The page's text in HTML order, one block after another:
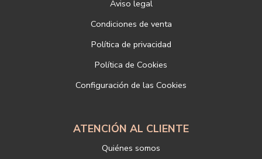
Responsable del tratamiento: LIBRERÍAS DEPORTIVAS ESTEBAN
info@libreriadeportiva.com
Si desea ampliar información sobre la política de privacidad de
https://www.libreriadeportiva.com/proteccion-de-datos
Aviso legal
Condiciones de venta
Política de privacidad
Política de Cookies
Configuración de las Cookies
ATENCIÓN AL CLIENTE
Quiénes somos